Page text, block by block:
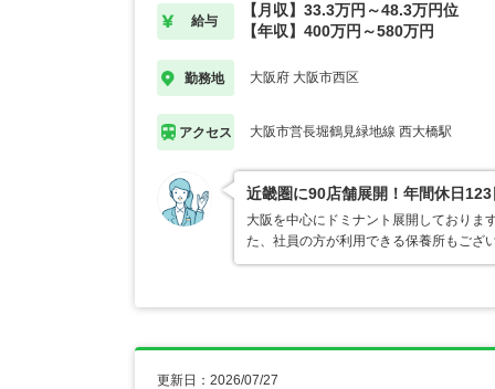
給与
【月収】33.3万円～48.3万円位
【年収】400万円～580万円
勤務地 大阪府 大阪市西区
アクセス 大阪市営長堀鶴見緑地線 西大橋駅
近畿圏に90店舗展開！年間休日
大阪を中心にドミナント展開しておりま
た、社員の方が利用できる保養所もござ
更新日：2026/07/27